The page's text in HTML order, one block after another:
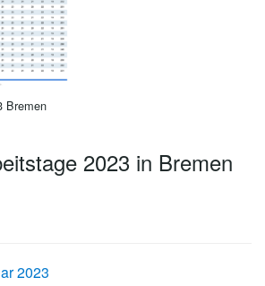
Bremen
2023 in Bremen
2023